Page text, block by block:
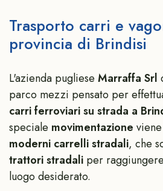
Trasporto carri e
provincia di Brindisi
L'azienda pugliese Marraffa Srl
parco mezzi pensato per
carri ferroviari su strada a
speciale movimentazione
moderni carrelli stradali, che
trattori stradali per
luogo desiderato.